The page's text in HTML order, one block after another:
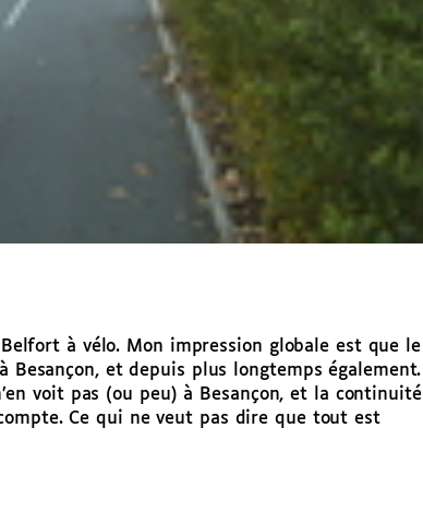
à vélo. Mon impression globale est que le
et depuis plus longtemps également.
voit pas (ou peu) à Besançon, et la continuité
Ce qui ne veut pas dire que tout est